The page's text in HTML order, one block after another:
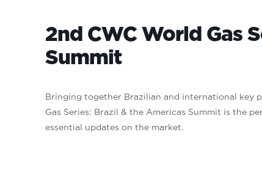
2nd CWC World Gas
Summit
Bringing together Brazilian and international key
Gas Series: Brazil & the Americas Summit is the
essential updates on the market.